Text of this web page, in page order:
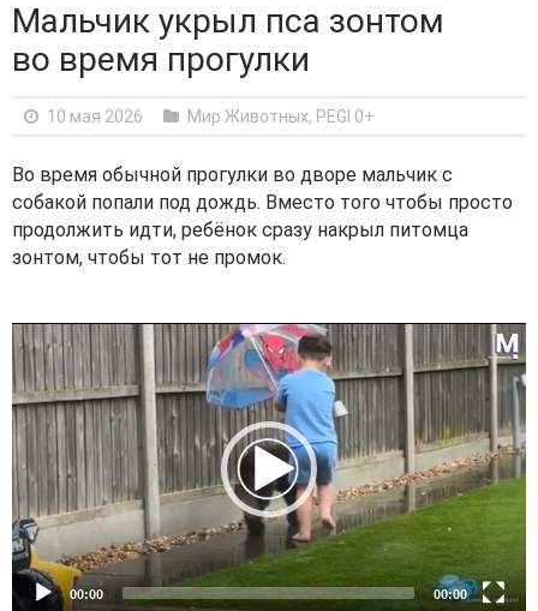
Мальчик укрыл пса зонтом
во время прогулки
10 мая 2026 Мир Животных, PEGI 0+
Во время обычной прогулки во дворе мальчик с
собакой попали под дождь. Вместо того чтобы просто
продолжить идти, ребёнок сразу накрыл питомца
зонтом, чтобы тот не промок.
V
i
d
e
o
P
a
y
e
00:00 00:00